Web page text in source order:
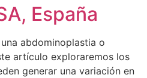
España
abdominoplastia o
artículo exploraremos los
generar una variación en